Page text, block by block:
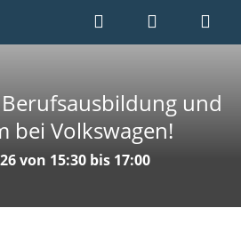
und
bei Volkswagen!
von 15:30 bis 17:00